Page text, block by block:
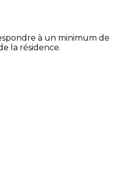
à un minimum de
la résidence.